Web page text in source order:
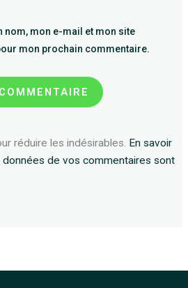
nom, mon e-mail et mon site
mon prochain commentaire.
réduire les indésirables. En savoir
de vos commentaires sont